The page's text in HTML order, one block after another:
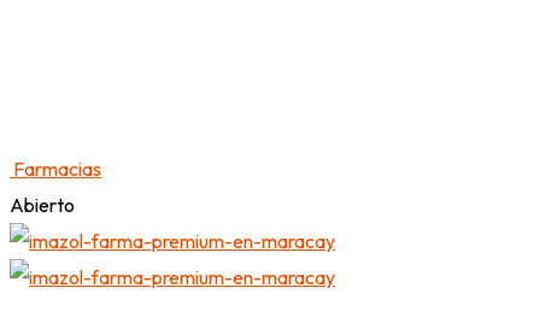
Farmacias
Abierto